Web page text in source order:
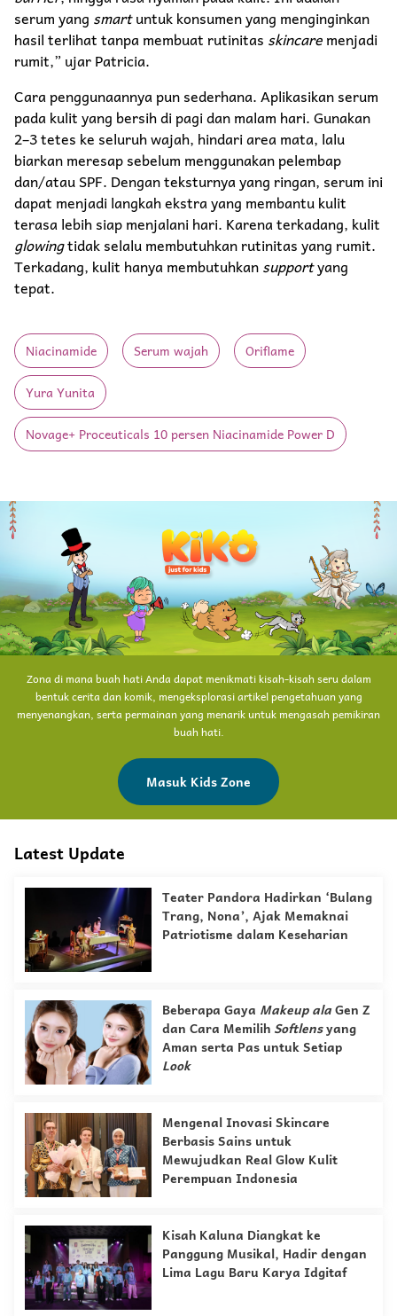
serum yang smartuntuk konsumen yang menginginkan
hasil terlihat tanpa membuat rutinitas skincaremenjadi
rumit,” ujar Patricia.
Cara penggunaannya pun sederhana. Aplikasikan serum
pada kulit yang bersih di pagi dan malam hari. Gunakan
2–3 tetes ke seluruh wajah, hindari area mata, lalu
biarkan meresap sebelum menggunakan pelembap
dan/atau SPF. Dengan teksturnya yang ringan, serum ini
dapat menjadi langkah ekstra yang membantu kulit
terasa lebih siap menjalani hari. Karena terkadang, kulit
glowingtidak selalu membutuhkan rutinitas yang rumit.
Terkadang, kulit hanya membutuhkansupportyang
tepat.
Niacinamide Serum wajah Oriflame
Yura Yunita
Novage+ Proceuticals 10 persen Niacinamide Power D
Zona di mana buah hati Anda dapat menikmati kisah-kisah seru dalam
bentuk cerita dan komik, mengeksplorasi artikel pengetahuan yang
menyenangkan, serta permainan yang menarik untuk mengasah pemikiran
buah hati.
Masuk Kids Zone
Latest Update
Teater Pandora Hadirkan ‘Bulang
Trang, Nona’, Ajak Memaknai
Patriotisme dalam Keseharian
Beberapa Gaya Makeup alaGen Z
dan Cara Memilih Softlensyang
Aman serta Pas untuk Setiap
Look
Mengenal Inovasi Skincare
Berbasis Sains untuk
Mewujudkan Real Glow Kulit
Perempuan Indonesia
Kisah Kaluna Diangkat ke
Panggung Musikal, Hadir dengan
Lima Lagu Baru Karya Idgitaf